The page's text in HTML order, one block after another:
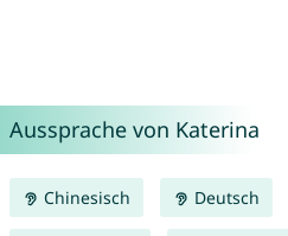
Aussprache von Katerina
Chinesisch Deutsch